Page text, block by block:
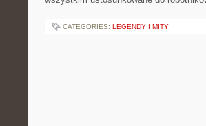
CATEGORIES: LEGENDY I MITY